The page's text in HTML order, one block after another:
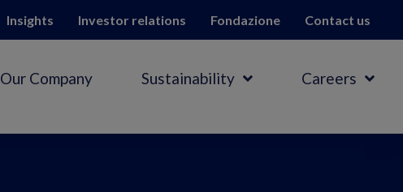
Insights Investor relations Fondazione Contact us
Our Company Sustainability Careers